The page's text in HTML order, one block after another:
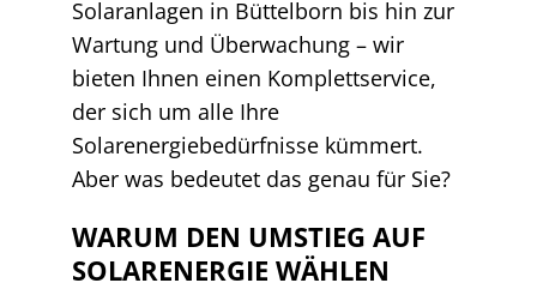
Solaranlagen in Büttelborn bis hin zur
Wartung und Überwachung – wir
bieten Ihnen einen Komplettservice,
der sich um alle Ihre
Solarenergiebedürfnisse kümmert.
Aber was bedeutet das genau für Sie?
WARUM DEN UMSTIEG AUF
SOLARENERGIE WÄHLEN